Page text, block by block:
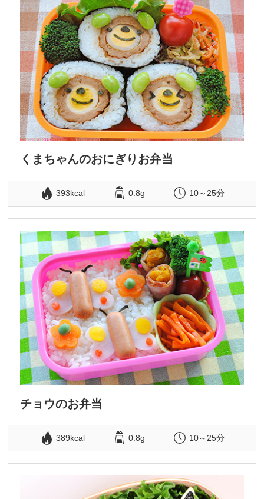
くまちゃんのおにぎりお弁当
393kcal 0.8g 10～25分
チョウのお弁当
389kcal 0.8g 10～25分